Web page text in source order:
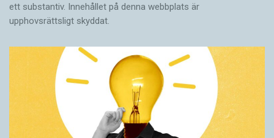
ett substantiv. Innehållet på denna webbplats är
upphovsrättsligt skyddat.